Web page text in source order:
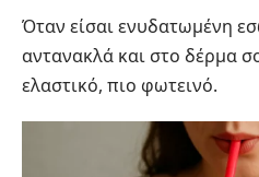
Όταν είσαι ενυδατωμένη
αντανακλά και στο δέρμα
ελαστικό, πιο φωτεινό.